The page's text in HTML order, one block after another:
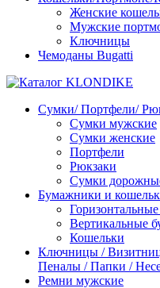
Женские
Мужские
Ключницы
Чемоданы Bugatti
Сумки/ Портфели/
Сумки мужские
Сумки женские
Портфели
Рюкзаки
Сумки
Бумажники и
Вертикальные
Кошельки
Ключницы /
Пеналы / Папки /
Ремни мужские